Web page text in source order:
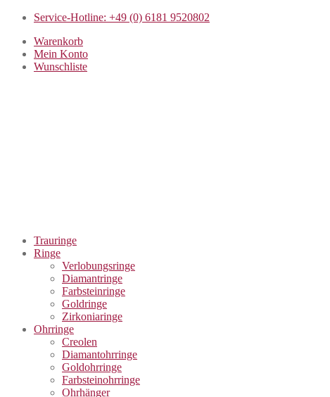
Service-Hotline: +49 (0) 6181 9520802
Warenkorb
Mein Konto
Wunschliste
Trauringe
Ringe
Verlobungsringe
Diamantringe
Farbsteinringe
Goldringe
Zirkoniaringe
Ohrringe
Creolen
Diamantohrringe
Goldohrringe
Farbsteinohrringe
Ohrhänger